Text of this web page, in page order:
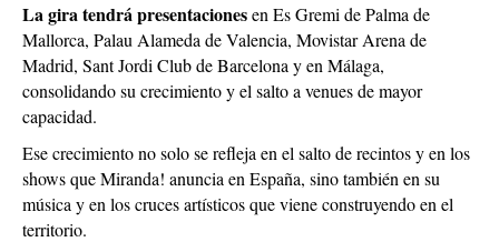
La gira tendrá presentacionesen Es Gremi de Palma de
Mallorca, Palau Alameda de Valencia, Movistar Arena de
Madrid, Sant Jordi Club de Barcelona y en Málaga,
consolidando su crecimiento y el salto a venues de mayor
capacidad.
Ese crecimiento no solo se refleja en el salto de recintos y en los
shows que Miranda! anuncia en España, sino también en su
música y en los cruces artísticos que viene construyendo en el
territorio.